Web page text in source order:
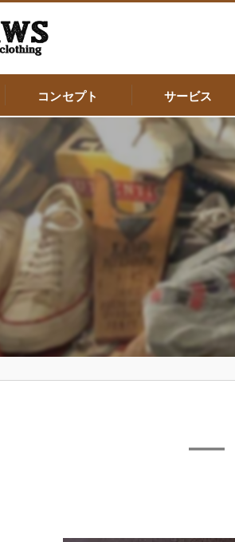
コンセプト
大阪市の古着屋･en.DAWSの口コミ情報
大阪市の古着屋･en.DAWSの評判
大阪市の古着屋･en.DAWSのお客様の声
サービス